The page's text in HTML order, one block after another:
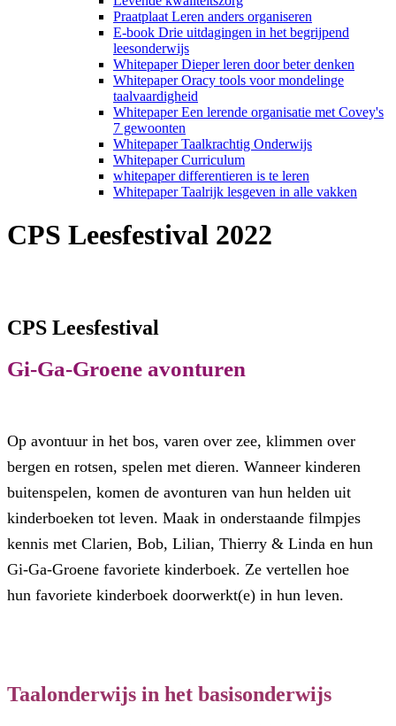
Praatplaat Leren anders organiseren
E-book Drie uitdagingen in het begrijpend
leesonderwijs
Whitepaper Dieper leren door beter denken
Whitepaper Oracy tools voor mondelinge
taalvaardigheid
Whitepaper Een lerende organisatie met Covey's
7 gewoonten
Whitepaper Taalkrachtig Onderwijs
Whitepaper Curriculum
whitepaper differentieren is te leren
Whitepaper Taalrijk lesgeven in alle vakken
CPS Leesfestival 2022
CPS Leesfestival
Gi-Ga-Groene avonturen
Op avontuur in het bos, varen over zee, klimmen over
bergen en rotsen, spelen met dieren. Wanneer kinderen
buitenspelen, komen de avonturen van hun helden uit
kinderboeken tot leven. Maak in onderstaande filmpjes
kennis met Clarien, Bob, Lilian, Thierry & Linda en hun
Gi-Ga-Groene favoriete kinderboek. Ze vertellen hoe
hun favoriete kinderboek doorwerkt(e) in hun leven.
Taalonderwijs in het basisonderwijs